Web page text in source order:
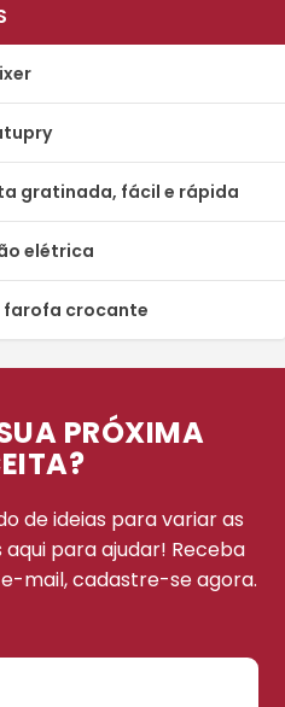
gratinada, fácil e rápida
elétrica
farofa crocante
PRÓXIMA
de ideias para variar as
para ajudar! Receba
mail, cadastre-se agora.